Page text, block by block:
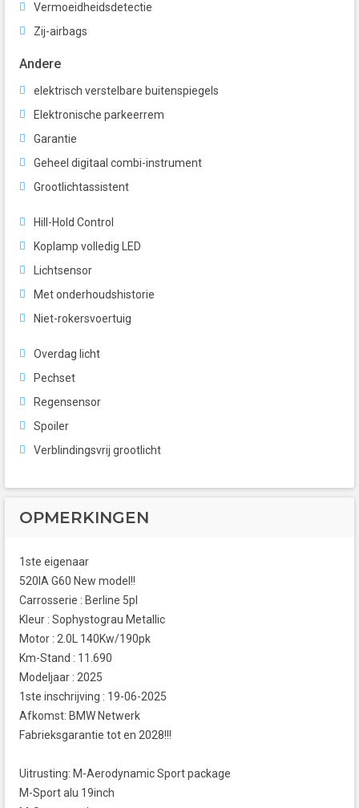
Vermoeidheidsdetectie
Zij-airbags
Andere
elektrisch verstelbare buitenspiegels
Elektronische parkeerrem
Garantie
Geheel digitaal combi-instrument
Grootlichtassistent
Hill-Hold Control
Koplamp volledig LED
Lichtsensor
Met onderhoudshistorie
Niet-rokersvoertuig
Overdag licht
Pechset
Regensensor
Spoiler
Verblindingsvrij grootlicht
OPMERKINGEN
1ste eigenaar
520IA G60 New model!!
Carrosserie : Berline 5pl
Kleur : Sophystograu Metallic
Motor : 2.0L 140Kw/190pk
Km-Stand : 11.690
Modeljaar : 2025
1ste inschrijving : 19-06-2025
Afkomst: BMW Netwerk
Fabrieksgarantie tot en 2028!!!
Uitrusting: M-Aerodynamic Sport package
M-Sport alu 19inch